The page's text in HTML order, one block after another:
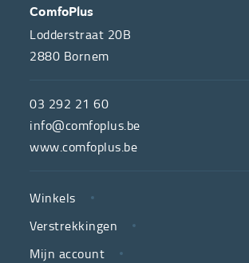
OVER
ONS
de
hulpmiddelenwinkel
van
neutrale
ziekenfondsen,
is
CONTACT
ComfoPlus
Lodderstraat 20B
2880 Bornem
03 292 21 60
info@comfoplus.be
www.comfoplus.be
LINKS
Winkels
Verstrekkingen
Mijn account